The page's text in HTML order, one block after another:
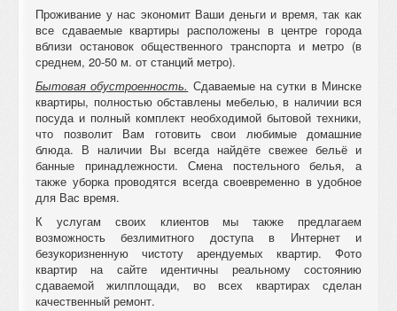
Проживание у нас экономит Ваши деньги и время, так как
все сдаваемые квартиры расположены в центре города
вблизи остановок общественного транспорта и метро (в
среднем, 20-50 м. от станций метро).
Бытовая обустроенность. Сдаваемые на сутки в Минске
квартиры, полностью обставлены мебелью, в наличии вся
посуда и полный комплект необходимой бытовой техники,
что позволит Вам готовить свои любимые домашние
блюда. В наличии Вы всегда найдёте свежее бельё и
банные принадлежности. Смена постельного белья, а
также уборка проводятся всегда своевременно в удобное
для Вас время.
К услугам своих клиентов мы также предлагаем
возможность безлимитного доступа в Интернет и
безукоризненную чистоту арендуемых квартир. Фото
квартир на сайте идентичны реальному состоянию
сдаваемой жилплощади, во всех квартирах сделан
качественный ремонт.